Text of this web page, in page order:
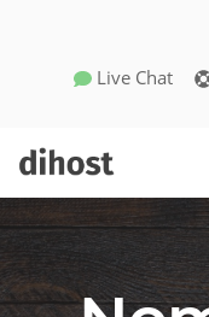
Live Chat